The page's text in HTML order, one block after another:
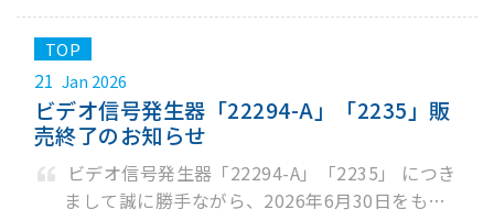
21 Jan 2026
ビデオ信号発生器「22294-A」「2235」販
売終了のお知らせ
ビデオ信号発生器「22294-A」「2235」 につき
まして誠に勝手ながら、2026年6月30日をもち